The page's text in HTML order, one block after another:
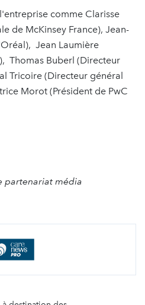
comme Clarisse
de McKinsey France), Jean-
Jean Laumière
Thomas Buberl (Directeur
Tricoire (Directeur général
Morot (Président de PwC
partenariat média